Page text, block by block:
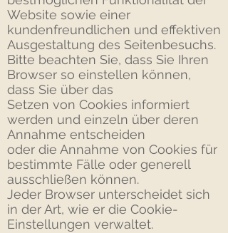
Website sowie einer
kundenfreundlichen und effektiven
Ausgestaltung des Seitenbesuchs.
Bitte beachten Sie, dass Sie Ihren
Browser so einstellen können,
dass Sie über das
Setzen von Cookies informiert
werden und einzeln über deren
Annahme entscheiden
oder die Annahme von Cookies für
bestimmte Fälle oder generell
ausschließen können.
Jeder Browser unterscheidet sich
in der Art, wie er die Cookie-
Einstellungen verwaltet.